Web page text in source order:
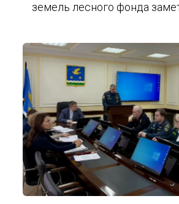
земель лесного фонда